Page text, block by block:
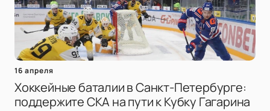
16 апреля
Хоккейные баталии в Санкт-Петербурге:
поддержите СКА на пути к Кубку Гагарина